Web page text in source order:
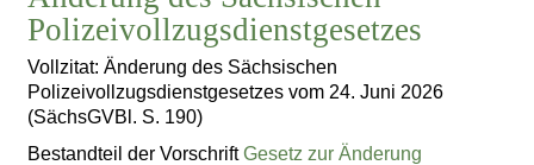
Polizeivollzugsdienstgesetzes
Vollzitat: Änderung des Sächsischen
Polizeivollzugsdienstgesetzes vom 24. Juni 2026
(SächsGVBl. S. 190)
Bestandteil der VorschriftGesetz zur Änderung